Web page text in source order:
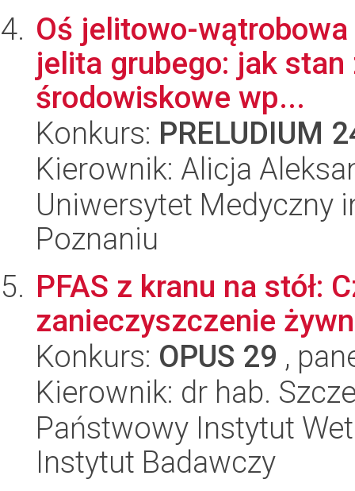
Oś jelitowo-
jelita grubego: jak
środowiskowe wp...
Konkurs: PRELUDIUM
Kierownik: Alicja
Uniwersytet Medyczny
Poznaniu
PFAS z kranu na stół:
zanieczyszczenie
Konkurs: OPUS 29 ,
Kierownik: dr hab.
Państwowy Instytut
Instytut Badawczy